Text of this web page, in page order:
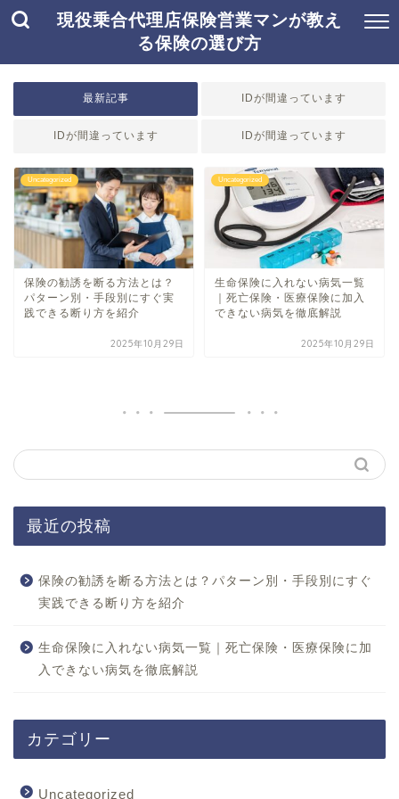
現役乗合代理店保険営業マンが教え
る保険の選び方
最新記事 IDが間違っています
IDが間違っています IDが間違っています
Uncategorized
保険の勧誘を断る方法とは？
パターン別・手段別にすぐ実
践できる断り方を紹介
2025年10月29日
Uncategorized
生命保険に入れない病気一覧
｜死亡保険・医療保険に加入
できない病気を徹底解説
2025年10月29日
最近の投稿
保険の勧誘を断る方法とは？パターン別・手段別にすぐ
実践できる断り方を紹介
生命保険に入れない病気一覧｜死亡保険・医療保険に加
入できない病気を徹底解説
カテゴリー
Uncategorized